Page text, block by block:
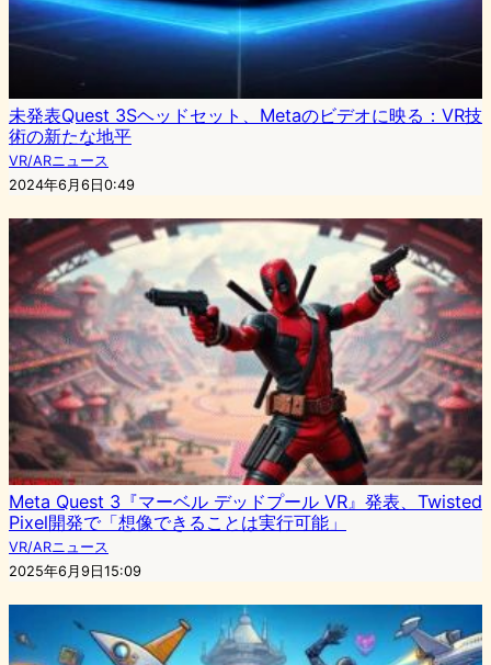
未発表Quest 3Sヘッドセット、Metaのビデオに映る：VR技
術の新たな地平
VR/ARニュース
2024年6月6日0:49
Meta Quest 3『マーベル デッドプール VR』発表、Twisted
Pixel開発で「想像できることは実行可能」
VR/ARニュース
2025年6月9日15:09